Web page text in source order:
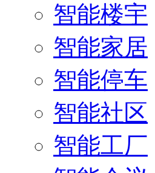
智能楼宇
智能家居
智能停车
智能社区
智能工厂